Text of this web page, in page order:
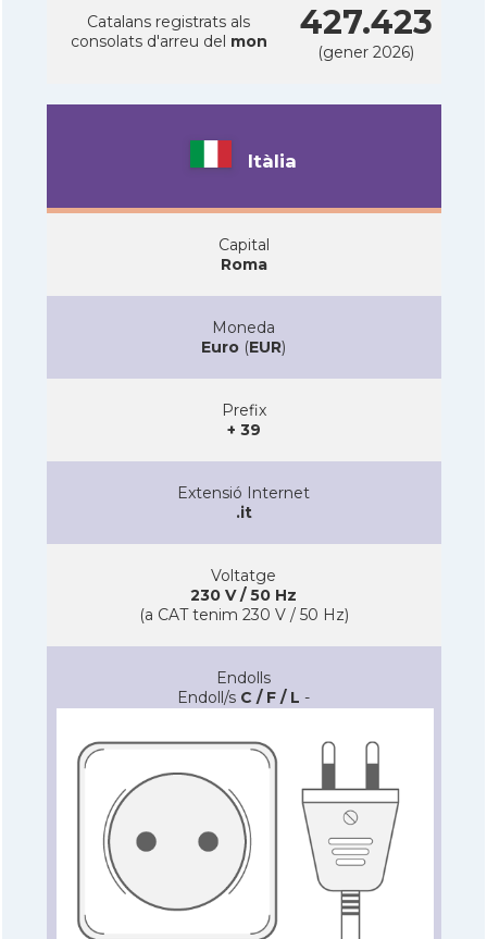
Catalans registrats als
consolats d'arreu del mon 427.423
(gener 2026)
Itàlia
Capital
Roma
Moneda
Euro (EUR)
Prefix
+ 39
Extensió Internet
.it
Voltatge
230 V / 50 Hz
(a CAT tenim 230 V / 50 Hz)
Endolls
Endoll/s C / F / L -